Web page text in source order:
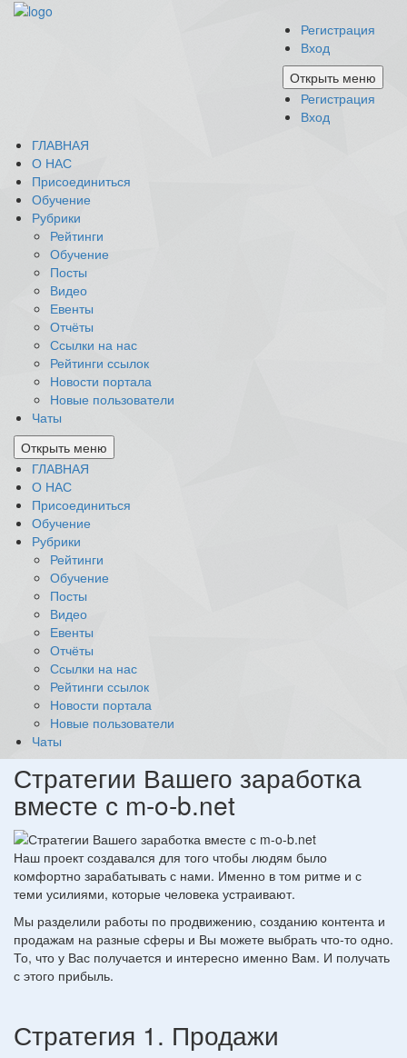
Регистрация
Вход
Открыть меню
Регистрация
Вход
ГЛАВНАЯ
О НАС
Присоединиться
Обучение
Рубрики
Рейтинги
Обучение
Посты
Видео
Евенты
Отчёты
Ссылки на нас
Рейтинги ссылок
Новости портала
Новые пользователи
Чаты
Открыть меню
ГЛАВНАЯ
О НАС
Присоединиться
Обучение
Рубрики
Рейтинги
Обучение
Посты
Видео
Евенты
Отчёты
Ссылки на нас
Рейтинги ссылок
Новости портала
Новые пользователи
Чаты
Стратегии Вашего заработка
вместе с m-o-b.net
Наш проект создавался для того чтобы людям было
комфортно зарабатывать с нами. Именно в том ритме и с
теми усилиями, которые человека устраивают.
Мы разделили работы по продвижению, созданию контента и
продажам на разные сферы и Вы можете выбрать что-то одно.
То, что у Вас получается и интересно именно Вам. И получать
с этого прибыль.
Стратегия 1. Продажи